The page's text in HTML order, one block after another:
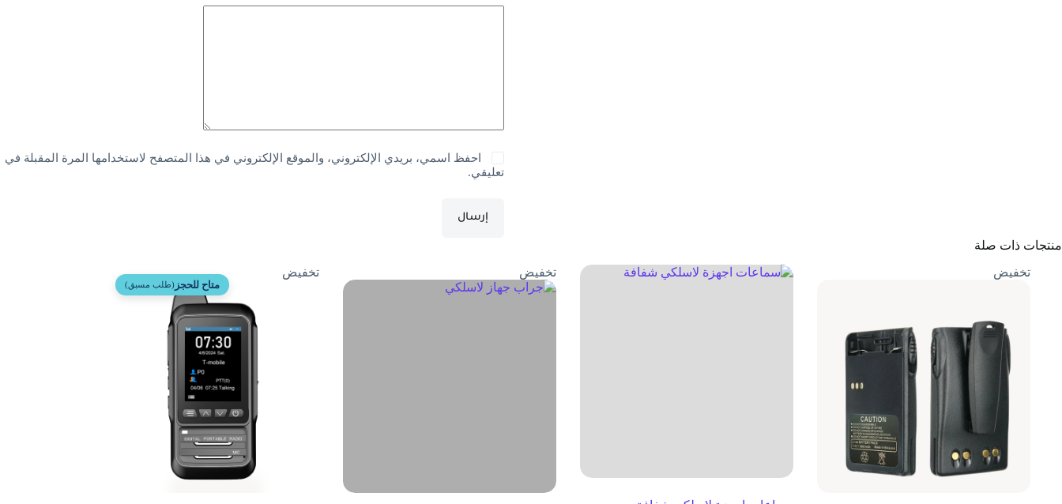
احفظ اسمي، بريدي الإلكتروني، والموقع الإلكتروني في هذا المتصفح لاستخدامها المرة المقبلة في
تعليقي.
إرسال
منتجات ذات صلة
تخفيض
تخفيض تخفيض
متاح للحجز (طلب مسبق)